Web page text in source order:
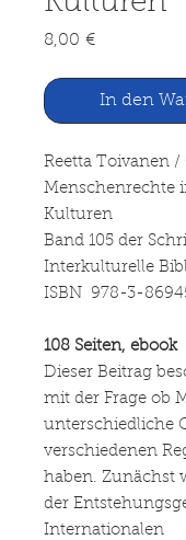
8,00 €Preis
In den
Reetta Toivanen
Menschenrechte
Kulturen
Band 105 der
Interkulturelle
ISBN 978-3-
108 Seiten, ebook
Dieser Beitrag
mit der Frage ob
unterschiedliche
verschiedenen
haben. Zunächst
der
Internationalen